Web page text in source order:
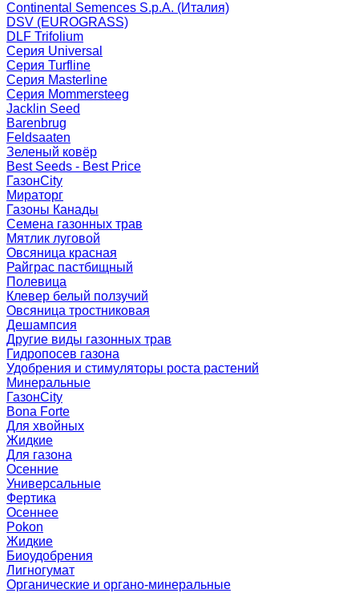
Continental Semences S.p.A. (Италия)
DSV (EUROGRASS)
DLF Trifolium
Серия Universal
Серия Turfline
Серия Masterline
Серия Mommersteeg
Jacklin Seed
Barenbrug
Feldsaaten
Зеленый ковёр
Best Seeds - Best Price
ГазонCity
Мираторг
Газоны Канады
Семена газонных трав
Мятлик луговой
Овсяница красная
Райграс пастбищный
Полевица
Клевер белый ползучий
Овсяница тростниковая
Дешампсия
Другие виды газонных трав
Гидропосев газона
Удобрения и стимуляторы роста растений
Минеральные
ГазонCity
Bona Forte
Для хвойных
Жидкие
Для газона
Осенние
Универсальные
Фертика
Осеннее
Pokon
Жидкие
Биоудобрения
Лигногумат
Органические и органо-минеральные